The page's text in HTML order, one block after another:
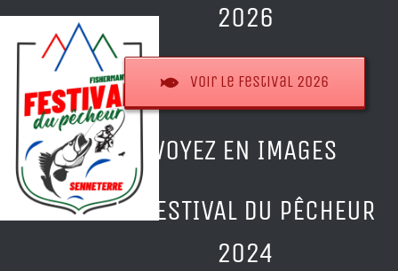
2026
Voir le festival 2026
VOYEZ EN IMAGES
LE FESTIVAL DU PÊCHEUR
2024